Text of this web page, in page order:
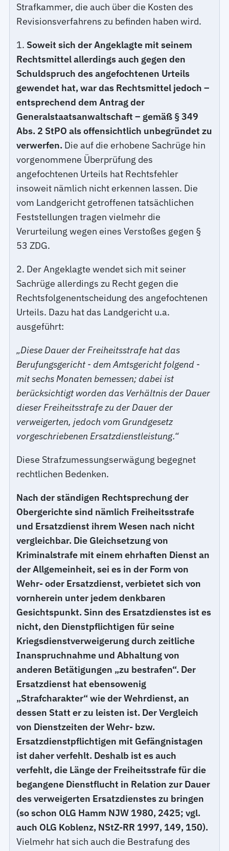
Strafkammer, die auch über die Kosten des
Revisionsverfahrens zu befinden haben wird.
1. Soweit sich der Angeklagte mit seinem
Rechtsmittel allerdings auch gegen den
Schuldspruch des angefochtenen Urteils
gewendet hat, war das Rechtsmittel jedoch –
entsprechend dem Antrag der
Generalstaatsanwaltschaft – gemäß § 349
Abs. 2 StPO als offensichtlich unbegründet zu
verwerfen. Die auf die erhobene Sachrüge hin
vorgenommene Überprüfung des
angefochtenen Urteils hat Rechtsfehler
insoweit nämlich nicht erkennen lassen. Die
vom Landgericht getroffenen tatsächlichen
Feststellungen tragen vielmehr die
Verurteilung wegen eines Verstoßes gegen §
53 ZDG.
2. Der Angeklagte wendet sich mit seiner
Sachrüge allerdings zu Recht gegen die
Rechtsfolgenentscheidung des angefochtenen
Urteils. Dazu hat das Landgericht u.a.
ausgeführt:
„Diese Dauer der Freiheitsstrafe hat das
Berufungsgericht - dem Amtsgericht folgend -
mit sechs Monaten bemessen; dabei ist
berücksichtigt worden das Verhältnis der Dauer
dieser Freiheitsstrafe zu der Dauer der
verweigerten, jedoch vom Grundgesetz
vorgeschriebenen Ersatzdienstleistung.“
Diese Strafzumessungserwägung begegnet
rechtlichen Bedenken.
Nach der ständigen Rechtsprechung der
Obergerichte sind nämlich Freiheitsstrafe
und Ersatzdienst ihrem Wesen nach nicht
vergleichbar. Die Gleichsetzung von
Kriminalstrafe mit einem ehrhaften Dienst an
der Allgemeinheit, sei es in der Form von
Wehr- oder Ersatzdienst, verbietet sich von
vornherein unter jedem denkbaren
Gesichtspunkt. Sinn des Ersatzdienstes ist es
nicht, den Dienstpflichtigen für seine
Kriegsdienstverweigerung durch zeitliche
Inanspruchnahme und Abhaltung von
anderen Betätigungen „zu bestrafen“. Der
Ersatzdienst hat ebensowenig
„Strafcharakter“ wie der Wehrdienst, an
dessen Statt er zu leisten ist. Der Vergleich
von Dienstzeiten der Wehr- bzw.
Ersatzdienstpflichtigen mit Gefängnistagen
ist daher verfehlt. Deshalb ist es auch
verfehlt, die Länge der Freiheitsstrafe für die
begangene Dienstflucht in Relation zur Dauer
des verweigerten Ersatzdienstes zu bringen
(so schon OLG Hamm NJW 1980, 2425; vgl.
auch OLG Koblenz, NStZ-RR 1997, 149, 150).
Vielmehr hat sich auch die Bestrafung des